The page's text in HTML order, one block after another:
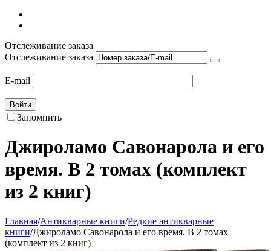
Отслеживание заказа
Отслеживание заказа
E-mail
Войти
Запомнить
Джироламо Савонарола и его
время. В 2 томах (комплект
из 2 книг)
Главная/Антикварные книги/Редкие антикварные
книги/Джироламо Савонарола и его время. В 2 томах
(комплект из 2 книг)